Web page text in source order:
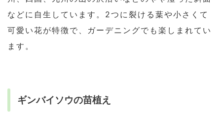
などに自生しています。2つに裂ける葉や小さくて
可愛い花が特徴で、ガーデニングでも楽しまれてい
ます。
ギンバイソウの苗植え